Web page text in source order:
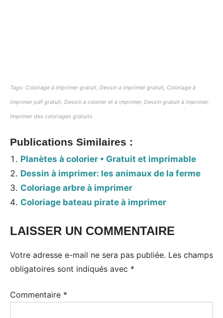
Tags: Coloriage à imprimer gratuit, Dessin a imprimer gratuit, Coloriage à
imprimer pdf gratuit, Dessin a colorier et a imprimer, Dessin gratuit à imprimer,
Imprimer des coloriages gratuits
Publications Similaires :
Planètes à colorier • Gratuit et imprimable
Dessin à imprimer: les animaux de la ferme
Coloriage arbre à imprimer
Coloriage bateau pirate à imprimer
Tags:
LAISSER UN COMMENTAIRE
Votre adresse e-mail ne sera pas publiée. Les champs
obligatoires sont indiqués avec *
Commentaire *